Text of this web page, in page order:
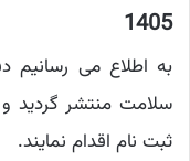
1405
به اطلاع می رسانیم
سلامت منتشر گردید
ثبت نام اقدام نمایند.